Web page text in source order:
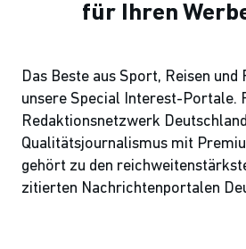
für Ihren
Das Beste aus Sport, Reisen und
unsere Special Interest-Portale.
Redaktionsnetzwerk
Qualitätsjournalismus mit
gehört zu den
zitierten Nachrichtenportalen